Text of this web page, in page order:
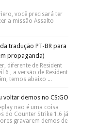
você precisará ter
a missão Assalto
tradução PT-BR para
propaganda)
diferente de Resident
6 , a versão de Resident
temos abaixo ...
voltar demos no CS:GO
não é uma coisa
do Counter Strike 1.6 já
gravarem demos de